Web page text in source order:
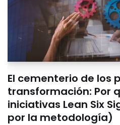
El cementerio de los
transformación: Por
iniciativas Lean Six
por la metodología)